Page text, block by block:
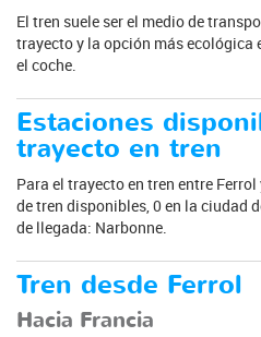
El tren suele ser el medio de
trayecto y la opción más ecológica
el coche.
Estaciones
trayecto en tren
Para el trayecto en tren entre
de tren disponibles, 0 en la ciudad
de llegada: Narbonne.
Tren desde Ferrol
Hacia Francia